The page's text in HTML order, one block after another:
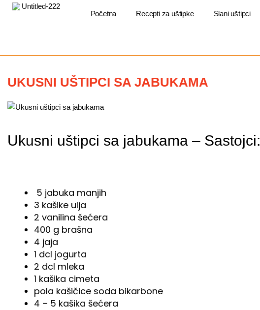
Пређи
Početna Recepti za uštipke Slani uštipci
UKUSNI UŠTIPCI SA JABUKAMA
Ukusni uštipci sa jabukama – Sastojci:
5 jabuka manjih
3 kašike ulja
2 vanilina šećera
400 g brašna
4 jaja
1 dcl jogurta
2 dcl mleka
1 kašika cimeta
pola kašičice soda bikarbone
4 – 5 kašika šećera